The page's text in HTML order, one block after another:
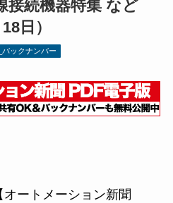
接続機器特集 など
日）
ックナンバー
ートメーション新聞